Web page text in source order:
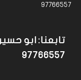
97766557
تابعنا: ابو
97766557